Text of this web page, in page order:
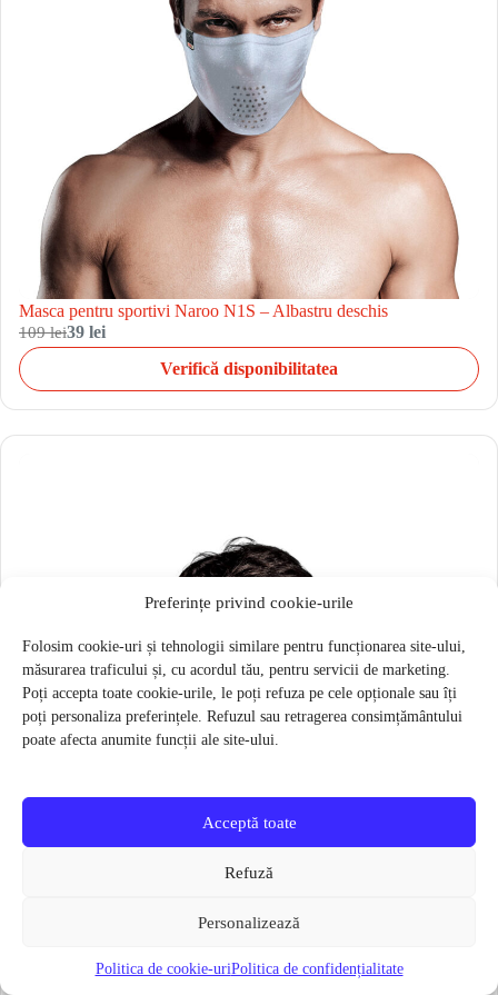
Preferințe privind cookie-urile
Folosim cookie-uri și tehnologii similare pentru funcționarea site-ului,
măsurarea traficului și, cu acordul tău, pentru servicii de marketing.
Poți accepta toate cookie-urile, le poți refuza pe cele opționale sau îți
poți personaliza preferințele. Refuzul sau retragerea consimțământului
poate afecta anumite funcții ale site-ului.
Acceptă toate
Refuză
Personalizează
Politica de cookie-uriPolitica de confidențialitate
Masca pentru sportivi Naroo N1S – Albastru deschis
109 lei39 lei
Verifică disponibilitatea